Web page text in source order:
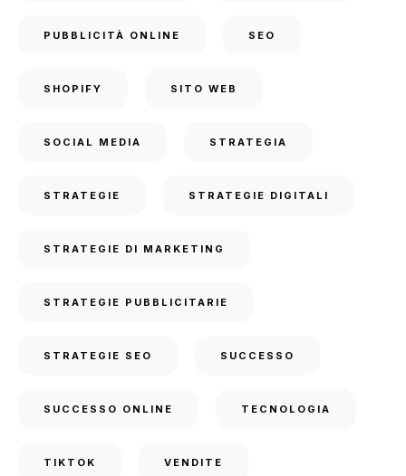
PUBBLICITÀ ONLINE SEO
SHOPIFY SITO WEB
SOCIAL MEDIA STRATEGIA
STRATEGIE STRATEGIE DIGITALI
STRATEGIE DI MARKETING
STRATEGIE PUBBLICITARIE
STRATEGIE SEO SUCCESSO
SUCCESSO ONLINE TECNOLOGIA
TIKTOK VENDITE